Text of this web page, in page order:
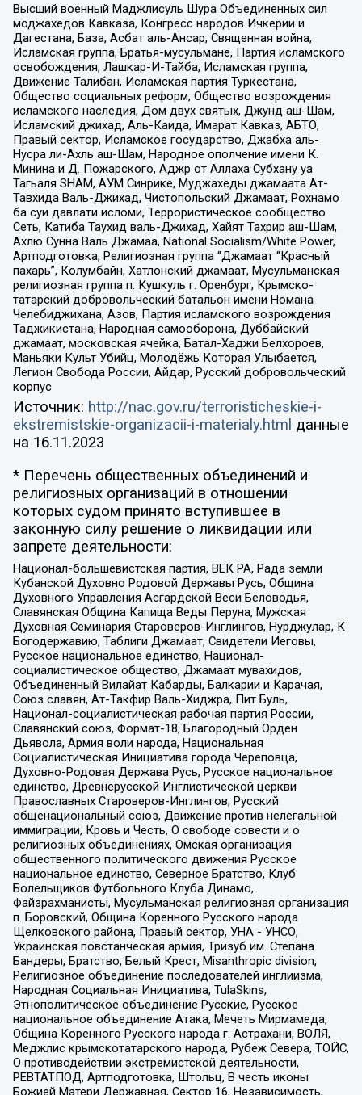
Высший военный Маджлисуль Шура Объединенных сил
моджахедов Кавказа, Конгресс народов Ичкерии и
Дагестана, База, Асбат аль-Ансар, Священная война,
Исламская группа, Братья-мусульмане, Партия исламского
освобождения, Лашкар-И-Тайба, Исламская группа,
Движение Талибан, Исламская партия Туркестана,
Общество социальных реформ, Общество возрождения
исламского наследия, Дом двух святых, Джунд аш-Шам,
Исламский джихад, Аль-Каида, Имарат Кавказ, АБТО,
Правый сектор, Исламское государство, Джабха аль-
Нусра ли-Ахль аш-Шам, Народное ополчение имени К.
Минина и Д. Пожарского, Аджр от Аллаха Субхану уа
Тагьаля SHAM, АУМ Синрике, Муджахеды джамаата Ат-
Тавхида Валь-Джихад, Чистопольский Джамаат, Рохнамо
ба суи давлати исломи, Террористическое сообщество
Сеть, Катиба Таухид валь-Джихад, Хайят Тахрир аш-Шам,
Ахлю Сунна Валь Джамаа, National Socialism/White Power,
Артподготовка, Религиозная группа “Джамаат “Красный
пахарь”, Колумбайн, Хатлонский джамаат, Мусульманская
религиозная группа п. Кушкуль г. Оренбург, Крымско-
татарский добровольческий батальон имени Номана
Челебиджихана, Азов, Партия исламского возрождения
Таджикистана, Народная самооборона, Дуббайский
джамаат, московская ячейка, Батал-Хаджи Белхороев,
Маньяки Культ Убийц, Молодёжь Которая Улыбается,
Легион Свобода России, Айдар, Русский добровольческий
корпус
Источник: http://nac.gov.ru/terroristicheskie-i-
ekstremistskie-organizacii-i-materialy.html данные
на 16.11.2023
* Перечень общественных объединений и
религиозных организаций в отношении
которых судом принято вступившее в
законную силу решение о ликвидации или
запрете деятельности:
Национал-большевистская партия, ВЕК РА, Рада земли
Кубанской Духовно Родовой Державы Русь, Община
Духовного Управления Асгардской Веси Беловодья,
Славянская Община Капища Веды Перуна, Мужская
Духовная Семинария Староверов-Инглингов, Нурджулар, К
Богодержавию, Таблиги Джамаат, Свидетели Иеговы,
Русское национальное единство, Национал-
социалистическое общество, Джамаат мувахидов,
Объединенный Вилайат Кабарды, Балкарии и Карачая,
Союз славян, Ат-Такфир Валь-Хиджра, Пит Буль,
Национал-социалистическая рабочая партия России,
Славянский союз, Формат-18, Благородный Орден
Дьявола, Армия воли народа, Национальная
Социалистическая Инициатива города Череповца,
Духовно-Родовая Держава Русь, Русское национальное
единство, Древнерусской Инглистической церкви
Православных Староверов-Инглингов, Русский
общенациональный союз, Движение против нелегальной
иммиграции, Кровь и Честь, О свободе совести и о
религиозных объединениях, Омская организация
общественного политического движения Русское
национальное единство, Северное Братство, Клуб
Болельщиков Футбольного Клуба Динамо,
Файзрахманисты, Мусульманская религиозная организация
п. Боровский, Община Коренного Русского народа
Щелковского района, Правый сектор, УНА - УНСО,
Украинская повстанческая армия, Тризуб им. Степана
Бандеры, Братство, Белый Крест, Misanthropic division,
Религиозное объединение последователей инглиизма,
Народная Социальная Инициатива, TulaSkins,
Этнополитическое объединение Русские, Русское
национальное объединение Атака, Мечеть Мирмамеда,
Община Коренного Русского народа г. Астрахани, ВОЛЯ,
Меджлис крымскотатарского народа, Рубеж Севера, ТОЙС,
О противодействии экстремистской деятельности,
РЕВТАТПОД, Артподготовка, Штольц, В честь иконы
Божией Матери Державная, Сектор 16, Независимость,